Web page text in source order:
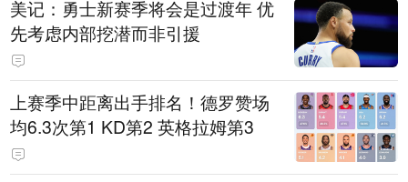
美记：勇士新赛季将会是过渡年 优
先考虑内部挖潜而非引援
上赛季中距离出手排名！德罗赞场
均6.3次第1 KD第2 英格拉姆第3